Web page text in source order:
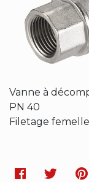
Vanne à
PN 40
Filetage
Facebook